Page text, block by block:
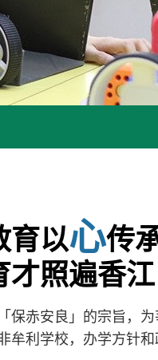
育以心传
才照遍香江
保赤安良」的宗旨，
牟利学校，办学方针和